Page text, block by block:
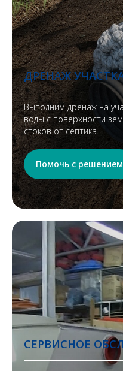
ДРЕНАЖ
Выполним дренаж на
воды с поверхности
стоков от септика.
Помочь с решением
СЕРВИСНОЕ